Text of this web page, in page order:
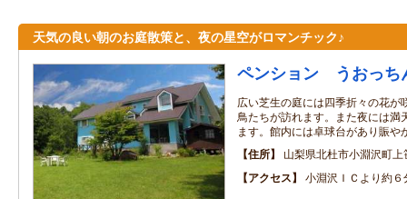
天気の良い朝のお庭散策と、夜の星空がロマンチック♪
ペンション うおっち
広い芝生の庭には四季折々の花が
鳥たちが訪れます。また夜には満
ます。館内には卓球台があり賑や
住所
山梨県北杜市小淵沢町上
アクセス
小淵沢ＩＣより約６